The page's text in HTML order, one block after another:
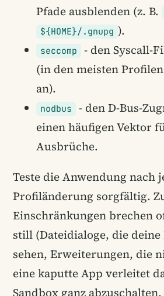
Pfade ausblenden (z. B.
${HOME}/.gnupg ).
seccomp
- den Syscall-
(in den meisten
an).
nodbus
- den D-Bus-
einen häufigen Vektor
Ausbrüche.
Teste die Anwendung nach
Profiländerung sorgfältig.
Einschränkungen brechen
still (Dateidialoge, die
sehen, Erweiterungen, die
eine kaputte App verleitet
Sandbox ganz abzuschalten.